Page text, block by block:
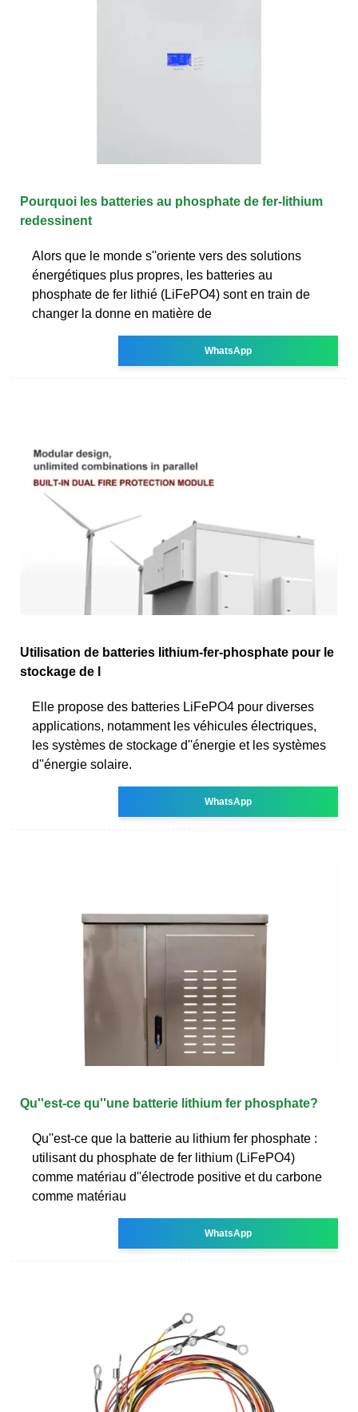
Pourquoi les batteries au phosphate de fer-lithium
redessinent
Alors que le monde s''oriente vers des solutions
énergétiques plus propres, les batteries au
phosphate de fer lithié (LiFePO4) sont en train de
changer la donne en matière de
WhatsApp
Utilisation de batteries lithium-fer-phosphate pour le
stockage de l
Elle propose des batteries LiFePO4 pour diverses
applications, notamment les véhicules électriques,
les systèmes de stockage d''énergie et les systèmes
d''énergie solaire.
WhatsApp
Qu''est-ce qu''une batterie lithium fer phosphate?
Qu''est-ce que la batterie au lithium fer phosphate :
utilisant du phosphate de fer lithium (LiFePO4)
comme matériau d''électrode positive et du carbone
comme matériau
WhatsApp